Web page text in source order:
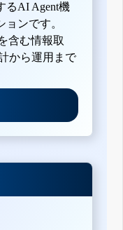
るAI Agent機
ンです。
含む情報取
から運用まで